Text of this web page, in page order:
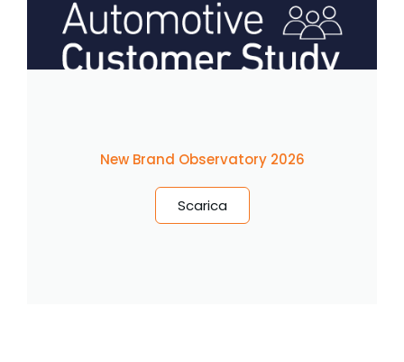
New Brand Observatory 2026
Scarica